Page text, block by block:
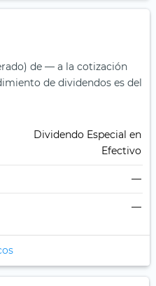
de — a la cotización
de dividendos es del
Dividendo Especial en
Efectivo
—
—